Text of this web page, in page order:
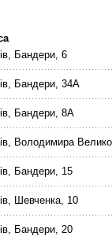
Бандери, 6
Бандери, 34А
Бандери, 8А
Володимира
Бандери, 15
Шевченка, 10
Бандери, 20